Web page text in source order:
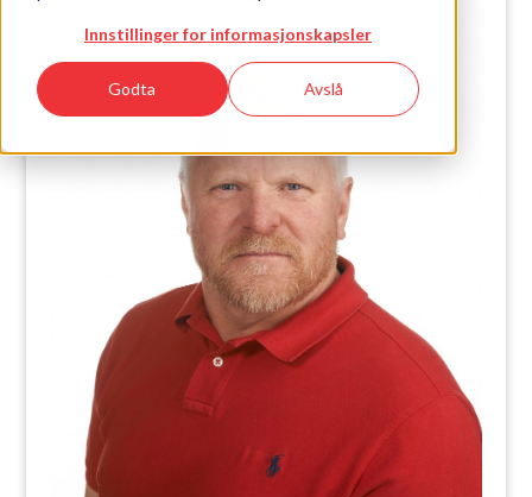
Innstillinger for informasjonskapsler
Godta Avslå